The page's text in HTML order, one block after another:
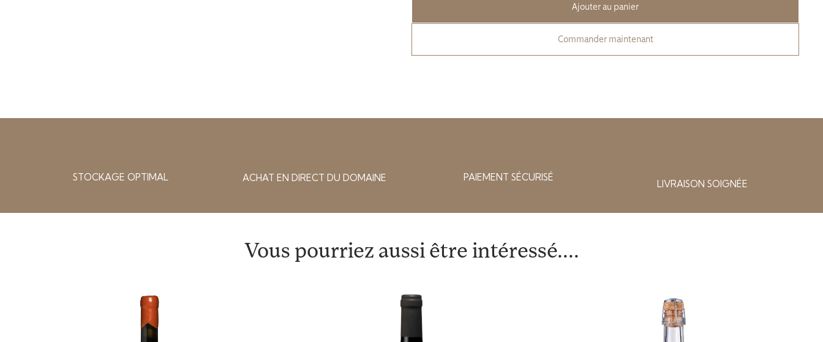
Commander maintenant
STOCKAGE OPTIMAL ACHAT EN DIRECT DU DOMAINE PAIEMENT SÉCURISÉ
LIVRAISON SOIGNÉE
Vous pourriez aussi être intéressé....